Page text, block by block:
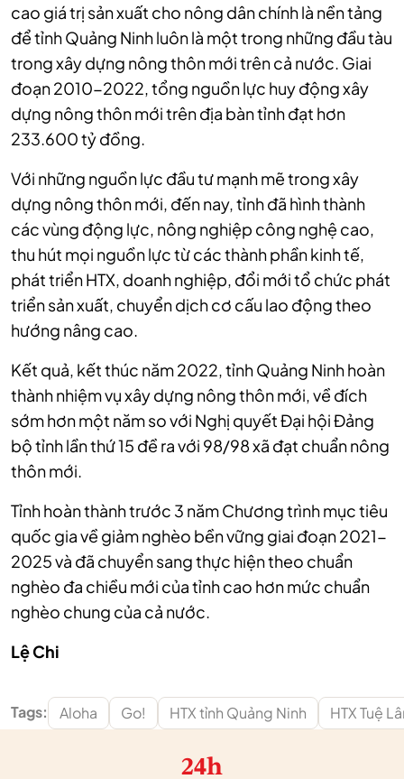
cao giá trị sản xuất cho nông dân chính là nền tảng
để tỉnh Quảng Ninh luôn là một trong những đầu tàu
trong xây dựng nông thôn mới trên cả nước. Giai
đoạn 2010-2022, tổng nguồn lực huy động xây
dựng nông thôn mới trên địa bàn tỉnh đạt hơn
233.600 tỷ đồng.
Với những nguồn lực đầu tư mạnh mẽ trong xây
dựng nông thôn mới, đến nay, tỉnh đã hình thành
các vùng động lực, nông nghiệp công nghệ cao,
thu hút mọi nguồn lực từ các thành phần kinh tế,
phát triển HTX, doanh nghiệp, đổi mới tổ chức phát
triển sản xuất, chuyển dịch cơ cấu lao động theo
hướng nâng cao.
Kết quả, kết thúc năm 2022, tỉnh Quảng Ninh hoàn
thành nhiệm vụ xây dựng nông thôn mới, về đích
sớm hơn một năm so với Nghị quyết Đại hội Đảng
bộ tỉnh lần thứ 15 đề ra với 98/98 xã đạt chuẩn nông
thôn mới.
Tỉnh hoàn thành trước 3 năm Chương trình mục tiêu
quốc gia về giảm nghèo bền vững giai đoạn 2021-
2025 và đã chuyển sang thực hiện theo chuẩn
nghèo đa chiều mới của tỉnh cao hơn mức chuẩn
nghèo chung của cả nước.
Lệ Chi
Tags: Aloha Go! HTX tỉnh Quảng Ninh HTX Tuệ
24h